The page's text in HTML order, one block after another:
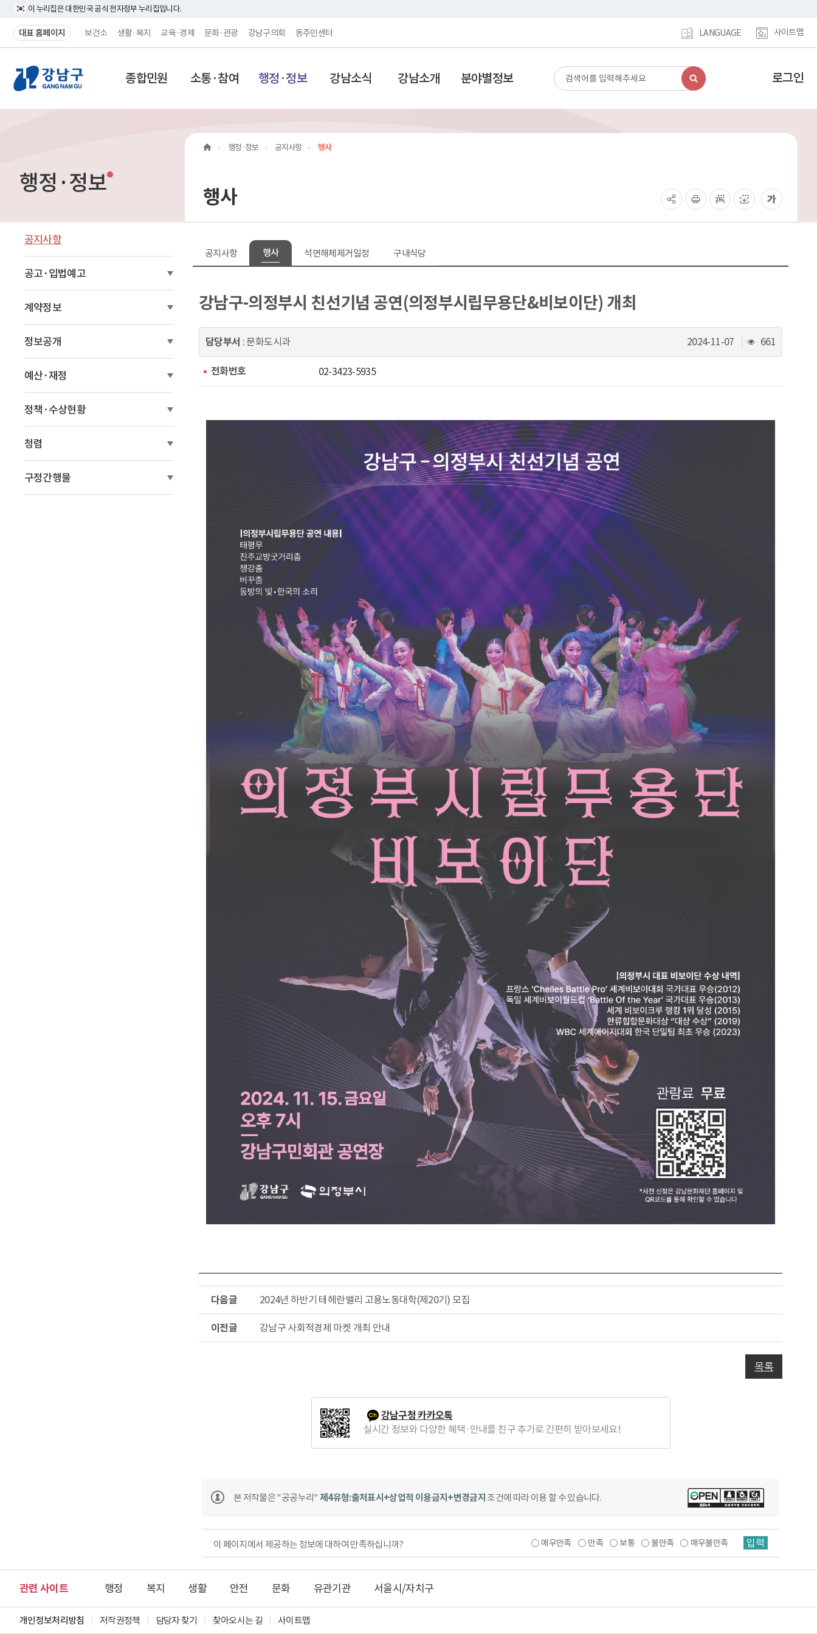
이 누리집은 대한민국 공식 전자정부 누리집입니다.
대표 홈페이지 보건소 생활·복지 교육·경제 문화·관광 강남구의회 동주민센터 LANGUAGE 사이트맵
강
남
페
이
지
메
인
이
동
종합민원 소통·참여 행정·정보 강남소식 강남소개 분야별정보
검
색
동
로그인
행정·정보
공지사항
공고·입법예고
계약정보
정보공개
예산·재정
정책·수상현황
청렴
구정간행물
행정·정보 공지사항 행사
행사
공지사항 행사 석면해체제거일정 구내식당
강남구-의정부시 친선기념 공연(의정부시립무용단&비보이단) 개최
담당부서 : 문화도시과 2024-11-07
조
회
661
전화번호 02-3423-5935
글
2024년 하반기 테헤란밸리 고용노동대학(제20기) 모집
글
강남구 사회적경제 마켓 개최 안내
목록
강남구청 카카오톡
실시간 정보와 다양한 혜택·안내를 친구 추가로 간편히 받아보세요!
본 저작물은 "공공누리" 제4유형:출처표시+상업적 이용금지+변경금지조건에 따라 이용 할 수 있습니다.
이 페이지에서 제공하는 정보에 대하여 만족하십니까? 매우만족 만족 보통 불만족 매우불만족 입력
관련 사이트 행정 복지 생활 안전 문화 유관기관 서울시/자치구
개인정보처리방침 저작권정책 담당자 찾기 찾아오시는 길 사이트맵